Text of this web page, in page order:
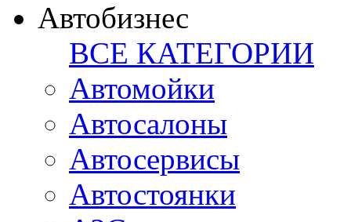
Автобизнес
ВСЕ КАТЕГОРИИ
Автомойки
Автосалоны
Автосервисы
Автостоянки